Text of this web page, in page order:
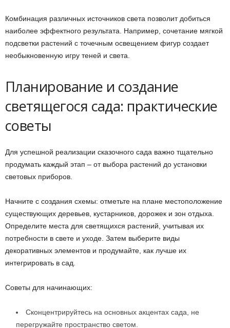
Комбинация различных источников света позволит добиться
наиболее эффектного результата. Например, сочетание мягкой
подсветки растений с точечным освещением фигур создает
необыкновенную игру теней и света.
Планирование и создание
светящегося сада: практические
советы
Для успешной реализации сказочного сада важно тщательно
продумать каждый этап – от выбора растений до установки
световых приборов.
Начните с создания схемы: отметьте на плане местоположение
существующих деревьев, кустарников, дорожек и зон отдыха.
Определите места для светящихся растений, учитывая их
потребности в свете и уходе. Затем выберите виды
декоративных элементов и продумайте, как лучше их
интегрировать в сад.
Советы для начинающих:
Сконцентрируйтесь на основных акцентах сада, не
перегружайте пространство светом.